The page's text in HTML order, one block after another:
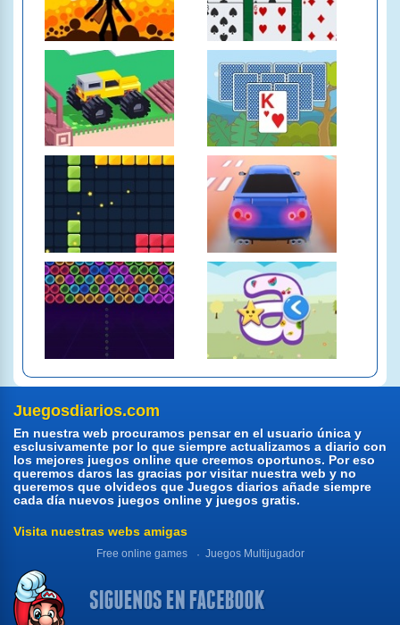
Juegosdiarios.com
En nuestra web procuramos pensar en el usuario única y
esclusivamente por lo que siempre actualizamos a diario con
los mejores juegos online que creemos oportunos. Por eso
queremos daros las gracias por visitar nuestra web y no
queremos que olvideos que Juegos diarios añade siempre
cada día nuevos juegos online y juegos gratis.
Visita nuestras webs amigas
Free online games Juegos Multijugador